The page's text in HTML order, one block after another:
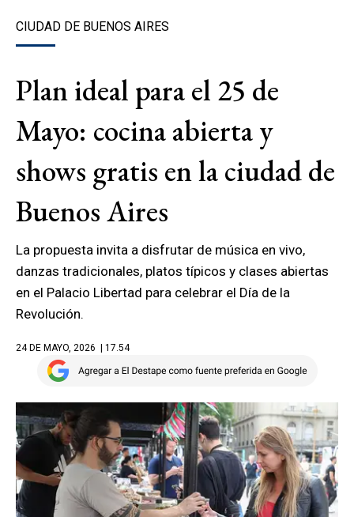
CIUDAD DE BUENOS AIRES
Plan ideal para el 25 de
Mayo: cocina abierta y
shows gratis en la ciudad de
Buenos Aires
La propuesta invita a disfrutar de música en vivo,
danzas tradicionales, platos típicos y clases abiertas
en el Palacio Libertad para celebrar el Día de la
Revolución.
24 DE MAYO, 2026 | 17.54